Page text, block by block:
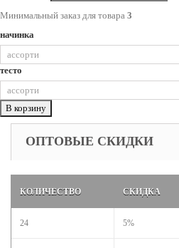
Минимальный заказ для товара 3
начинка
тесто
В корзину
ОПТОВЫЕ СКИДКИ
КОЛИЧЕСТВО СКИДКА
24 5%